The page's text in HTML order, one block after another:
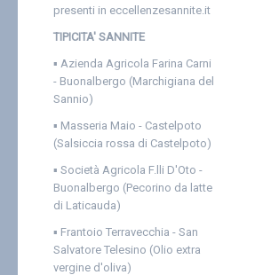
presenti in eccellenzesannite.it
TIPICITA' SANNITE
▪ Azienda Agricola Farina Carni
- Buonalbergo (Marchigiana del
Sannio)
▪ Masseria Maio - Castelpoto
(Salsiccia rossa di Castelpoto)
▪ Società Agricola F.lli D'Oto -
Buonalbergo (Pecorino da latte
di Laticauda)
▪ Frantoio Terravecchia - San
Salvatore Telesino (Olio extra
vergine d'oliva)